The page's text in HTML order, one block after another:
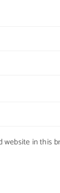
website in this